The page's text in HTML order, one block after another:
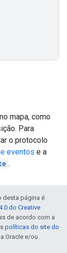
mapa, como
Para
o protocolo
eventos e a
.
desta página é
do Creative
de acordo com a
políticas do site do
Oracle e/ou